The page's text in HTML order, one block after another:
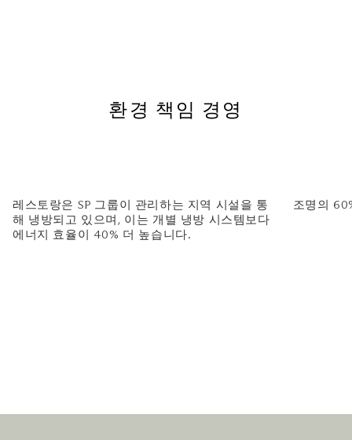
환경 책임 경영
레스토랑은 SP 그룹이 관리하는 지역 시설을 통
해 냉방되고 있으며, 이는 개별 냉방 시스템보다
에너지 효율이 40% 더 높습니다.
조명의